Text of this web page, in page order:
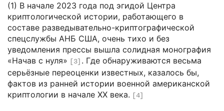
(1) В начале 2023 года под эгидой Центра
криптологической истории, работающего в
составе разведывательно-криптографической
спецслужбы АНБ США, очень тихо и без
уведомления прессы вышла солидная монография
«Начав с нуля» [3] . Где обнаруживаются весьма
серьёзные переоценки известных, казалось бы,
фактов из ранней истории военной американской
криптологии в начале XX века. [4]